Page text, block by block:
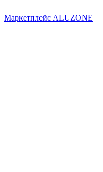
Маркетплейс ALUZONE